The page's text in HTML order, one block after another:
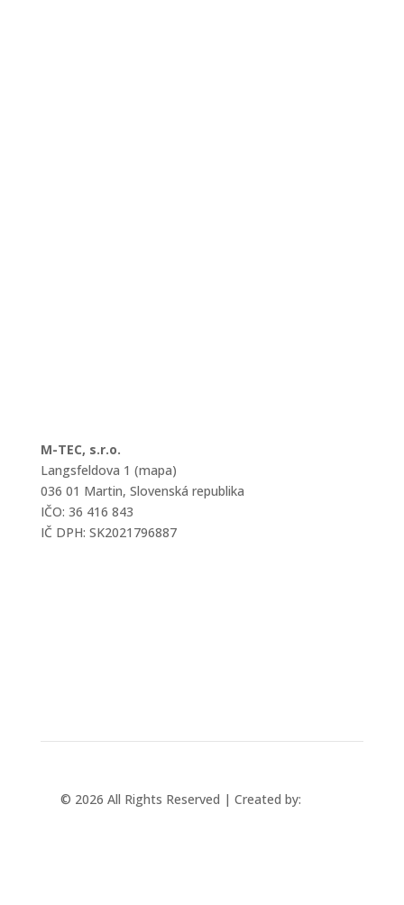
M-TEC, s.r.o.
Langsfeldova 1 (mapa)
036 01 Martin, Slovenská republika
IČO: 36 416 843
IČ DPH: SK2021796887
© 2026 All Rights Reserved | Created by: